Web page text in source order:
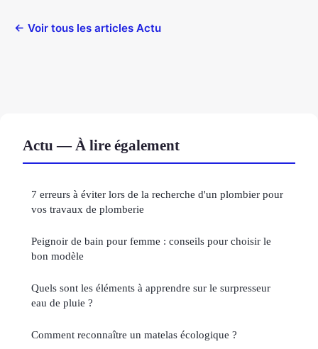
← Voir tous les articles Actu
Actu — À lire également
7 erreurs à éviter lors de la recherche d'un plombier pour
vos travaux de plomberie
Peignoir de bain pour femme : conseils pour choisir le
bon modèle
Quels sont les éléments à apprendre sur le surpresseur
eau de pluie ?
Comment reconnaître un matelas écologique ?